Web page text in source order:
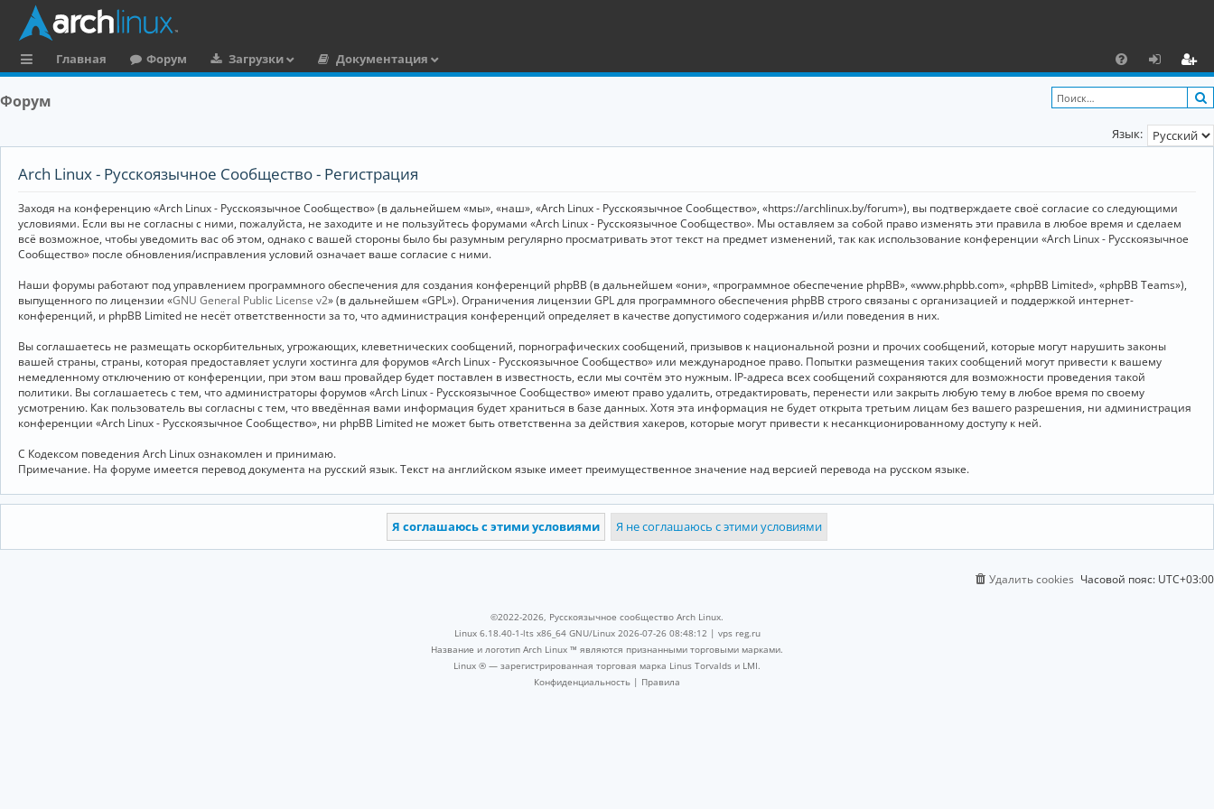
ы
к
Главная Форум Загрузки
Документация
F
A
Q
х
о
д
ег
и
ст
и
Форум
Язык:
Arch Linux - Русскоязычное Сообщество - Регистрация
Заходя на конференцию «Arch Linux - Русскоязычное Сообщество» (в дальнейшем «мы», «наш», «Arch Linux - Русскоязычное Сообщество», «https://archlinux.by/forum»), вы подтверждаете своё согласие со следующими
условиями. Если вы не согласны с ними, пожалуйста, не заходите и не пользуйтесь форумами «Arch Linux - Русскоязычное Сообщество». Мы оставляем за собой право изменять эти правила в любое время и сделаем
всё возможное, чтобы уведомить вас об этом, однако с вашей стороны было бы разумным регулярно просматривать этот текст на предмет изменений, так как использование конференции «Arch Linux - Русскоязычное
Сообщество» после обновления/исправления условий означает ваше согласие с ними.
Наши форумы работают под управлением программного обеспечения для создания конференций phpBB (в дальнейшем «они», «программное обеспечение phpBB», «www.phpbb.com», «phpBB Limited», «phpBB Teams»),
выпущенного по лицензии «GNU General Public License v2» (в дальнейшем «GPL»). Ограничения лицензии GPL для программного обеспечения phpBB строго связаны с организацией и поддержкой интернет-
конференций, и phpBB Limited не несёт ответственности за то, что администрация конференций определяет в качестве допустимого содержания и/или поведения в них.
Вы соглашаетесь не размещать оскорбительных, угрожающих, клеветнических сообщений, порнографических сообщений, призывов к национальной розни и прочих сообщений, которые могут нарушить законы
вашей страны, страны, которая предоставляет услуги хостинга для форумов «Arch Linux - Русскоязычное Сообщество» или международное право. Попытки размещения таких сообщений могут привести к вашему
немедленному отключению от конференции, при этом ваш провайдер будет поставлен в известность, если мы сочтём это нужным. IP-адреса всех сообщений сохраняются для возможности проведения такой
политики. Вы соглашаетесь с тем, что администраторы форумов «Arch Linux - Русскоязычное Сообщество» имеют право удалить, отредактировать, перенести или закрыть любую тему в любое время по своему
усмотрению. Как пользователь вы согласны с тем, что введённая вами информация будет храниться в базе данных. Хотя эта информация не будет открыта третьим лицам без вашего разрешения, ни администрация
конференции «Arch Linux - Русскоязычное Сообщество», ни phpBB Limited не может быть ответственна за действия хакеров, которые могут привести к несанкционированному доступу к ней.
С Кодексом поведения Arch Linux ознакомлен и принимаю.
Примечание. На форуме имеется перевод документа на русский язык. Текст на английском языке имеет преимущественное значение над версией перевода на русском языке.
Часовой пояс: UTC+03:00
Удалить cookies
©2022-2026, Русскоязычное сообщество Arch Linux.
Linux 6.18.40-1-lts x86_64 GNU/Linux 2026-07-26 08:48:12 | vps reg.ru
Название и логотип Arch Linux ™ являются признанными торговыми марками.
Linux ® — зарегистрированная торговая марка Linus Torvalds и LMI.
Конфиденциальность | Правила